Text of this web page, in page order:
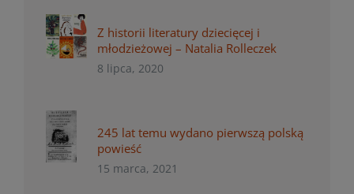
Z historii literatury dziecięcej i
młodzieżowej – Natalia Rolleczek
8 lipca, 2020
245 lat temu wydano pierwszą polską
powieść
15 marca, 2021